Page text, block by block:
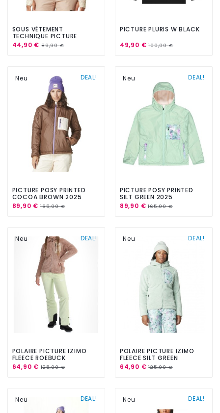
SOUS VÊTEMENT
TECHNIQUE PICTURE
PAGAYA TEXTURY PRINT
44,90 € 89,90 €
PICTURE PLURIS W BLACK
49,90 €100,00 €
DEAL!
Neu
PICTURE POSY PRINTED
COCOA BROWN 2025
89,90 € 165,00 €
DEAL!
Neu
PICTURE POSY PRINTED
SILT GREEN 2025
89,90 €165,00 €
DEAL!
Neu
POLAIRE PICTURE IZIMO
FLEECE ROEBUCK
64,90 € 125,00 €
DEAL!
Neu
POLAIRE PICTURE IZIMO
FLEECE SILT GREEN
64,90 €125,00 €
DEAL!
Neu DEAL!
Neu